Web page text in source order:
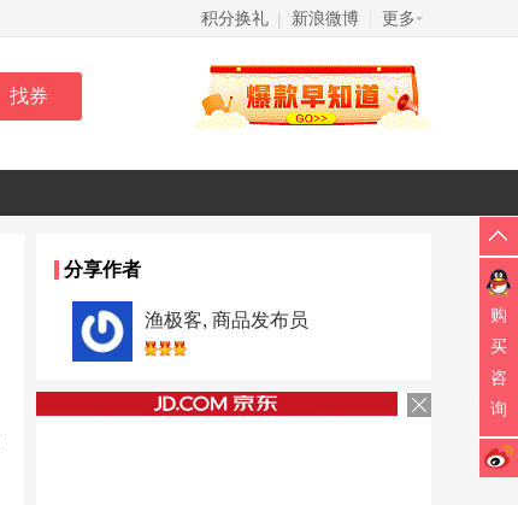
积分换礼 | 新浪微博 更多
分享作者
渔极客, 商品发布员
购
买
咨
询